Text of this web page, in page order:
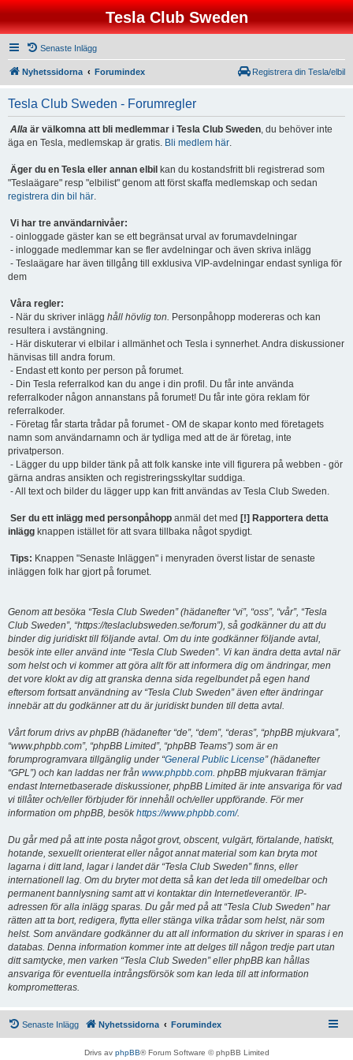
Tesla Club Sweden
Senaste Inlägg
Nyhetssidorna Forumindex Registrera din Tesla/elbil
Tesla Club Sweden - Forumregler
Alla är välkomna att bli medlemmar i Tesla Club Sweden, du behöver inte
äga en Tesla, medlemskap är gratis. Bli medlem här.
Äger du en Tesla eller annan elbil kan du kostandsfritt bli registrerad som
"Teslaägare" resp "elbilist" genom att först skaffa medlemskap och sedan
registrera din bil här.
Vi har tre användarnivåer:
- oinloggade gäster kan se ett begränsat urval av forumavdelningar
- inloggade medlemmar kan se fler avdelningar och även skriva inlägg
- Teslaägare har även tillgång till exklusiva VIP-avdelningar endast synliga för
dem
Våra regler:
- När du skriver inlägg håll hövlig ton. Personpåhopp modereras och kan
resultera i avstängning.
- Här diskuterar vi elbilar i allmänhet och Tesla i synnerhet. Andra diskussioner
hänvisas till andra forum.
- Endast ett konto per person på forumet.
- Din Tesla referralkod kan du ange i din profil. Du får inte använda
referralkoder någon annanstans på forumet! Du får inte göra reklam för
referralkoder.
- Företag får starta trådar på forumet - OM de skapar konto med företagets
namn som användarnamn och är tydliga med att de är företag, inte
privatperson.
- Lägger du upp bilder tänk på att folk kanske inte vill figurera på webben - gör
gärna andras ansikten och registreringsskyltar suddiga.
- All text och bilder du lägger upp kan fritt användas av Tesla Club Sweden.
Ser du ett inlägg med personpåhopp anmäl det med [!] Rapportera detta
inlägg knappen istället för att svara tillbaka något spydigt.
Tips: Knappen "Senaste Inläggen" i menyraden överst listar de senaste
inläggen folk har gjort på forumet.
Genom att besöka “Tesla Club Sweden” (hädanefter “vi”, “oss”, “vår”, “Tesla
Club Sweden”, “https://teslaclubsweden.se/forum”), så godkänner du att du
binder dig juridiskt till följande avtal. Om du inte godkänner följande avtal,
besök inte eller använd inte “Tesla Club Sweden”. Vi kan ändra detta avtal när
som helst och vi kommer att göra allt för att informera dig om ändringar, men
det vore klokt av dig att granska denna sida regelbundet på egen hand
eftersom fortsatt användning av “Tesla Club Sweden” även efter ändringar
innebär att du godkänner att du är juridiskt bunden till detta avtal.
Vårt forum drivs av phpBB (hädanefter “de”, “dem”, “deras”, “phpBB mjukvara”,
“www.phpbb.com”, “phpBB Limited”, “phpBB Teams”) som är en
forumprogramvara tillgänglig under “General Public License” (hädanefter
“GPL”) och kan laddas ner från www.phpbb.com. phpBB mjukvaran främjar
endast Internetbaserade diskussioner, phpBB Limited är inte ansvariga för vad
vi tillåter och/eller förbjuder för innehåll och/eller uppförande. För mer
information om phpBB, besökhttps://www.phpbb.com/.
Du går med på att inte posta något grovt, obscent, vulgärt, förtalande, hatiskt,
hotande, sexuellt orienterat eller något annat material som kan bryta mot
lagarna i ditt land, lagar i landet där “Tesla Club Sweden” finns, eller
internationell lag. Om du bryter mot detta så kan det leda till omedelbar och
permanent bannlysning samt att vi kontaktar din Internetleverantör. IP-
adressen för alla inlägg sparas. Du går med på att “Tesla Club Sweden” har
rätten att ta bort, redigera, flytta eller stänga vilka trådar som helst, när som
helst. Som användare godkänner du att all information du skriver in sparas i en
databas. Denna information kommer inte att delges till någon tredje part utan
ditt samtycke, men varken “Tesla Club Sweden” eller phpBB kan hållas
ansvariga för eventuella intrångsförsök som kan leda till att information
komprometteras.
Senaste Inlägg Nyhetssidorna Forumindex
Drivs av phpBB® Forum Software © phpBB Limited